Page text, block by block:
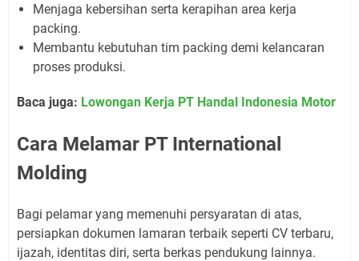
Menjaga kebersihan serta kerapihan area kerja
packing.
Membantu kebutuhan tim packing demi kelancaran
proses produksi.
Baca juga: Lowongan Kerja PT Handal Indonesia Motor
Cara Melamar PT International
Molding
Bagi pelamar yang memenuhi persyaratan di atas,
persiapkan dokumen lamaran terbaik seperti CV terbaru,
ijazah, identitas diri, serta berkas pendukung lainnya.